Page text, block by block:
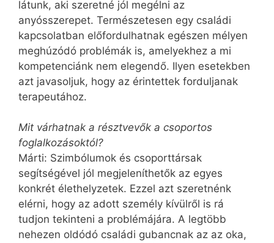
látunk, aki szeretné jól megélni az
anyósszerepet. Természetesen egy családi
kapcsolatban előfordulhatnak egészen mélyen
meghúzódó problémák is, amelyekhez a mi
kompetenciánk nem elegendő. Ilyen esetekben
azt javasoljuk, hogy az érintettek forduljanak
terapeutához.
Mit várhatnak a résztvevők a csoportos
foglalkozásoktól?
Márti: Szimbólumok és csoporttársak
segítségével jól megjeleníthetők az egyes
konkrét élethelyzetek. Ezzel azt szeretnénk
elérni, hogy az adott személy kívülről is rá
tudjon tekinteni a problémájára. A legtöbb
nehezen oldódó családi gubancnak az az oka,